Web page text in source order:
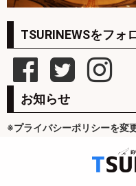
TSURINEWSをフォ
お知らせ
※プライバシーポリシーを変